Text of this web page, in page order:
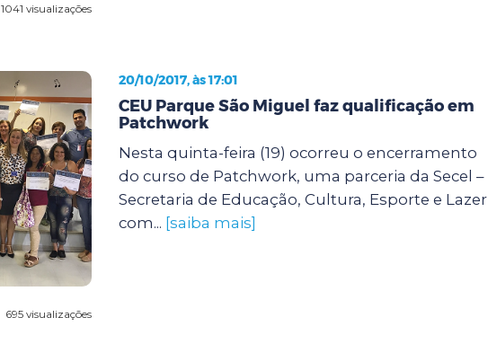
1041 visualizações
695 visualizações
20/10/2017, às 17:01
CEU Parque São Miguel faz qualificação em
Patchwork
Nesta quinta-feira (19) ocorreu o encerramento
do curso de Patchwork, uma parceria da Secel –
Secretaria de Educação, Cultura, Esporte e Lazer
com... [saiba mais]